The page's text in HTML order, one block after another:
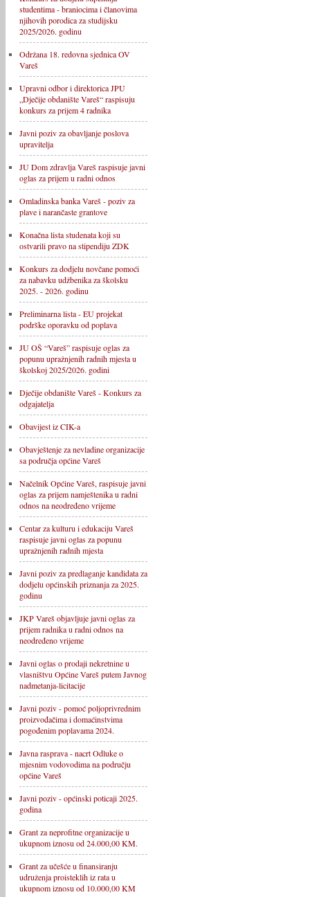
studentima - braniocima i članovima
njihovih porodica za studijsku
2025/2026. godinu
Održana 18. redovna sjednica OV
Vareš
Upravni odbor i direktorica JPU
„Dječije obdanište Vareš“ raspisuju
konkurs za prijem 4 radnika
Javni poziv za obavljanje poslova
upravitelja
JU Dom zdravlja Vareš raspisuje javni
oglas za prijem u radni odnos
Omladinska banka Vareš - poziv za
plave i narančaste grantove
Konačna lista studenata koji su
ostvarili pravo na stipendiju ZDK
Konkurs za dodjelu novčane pomoći
za nabavku udžbenika za školsku
2025. - 2026. godinu
Preliminarna lista - EU projekat
podrške oporavku od poplava
JU OŠ “Vareš” raspisuje oglas za
popunu upražnjenih radnih mjesta u
školskoj 2025/2026. godini
Dječije obdanište Vareš - Konkurs za
odgajatelja
Obavijest iz CIK-a
Obavještenje za nevladine organizacije
sa područja općine Vareš
Načelnik Općine Vareš, raspisuje javni
oglas za prijem namještenika u radni
odnos na neodređeno vrijeme
Centar za kulturu i edukaciju Vareš
raspisuje javni oglas za popunu
upražnjenih radnih mjesta
Javni poziv za predlaganje kandidata za
dodjelu općinskih priznanja za 2025.
godinu
JKP Vareš objavljuje javni oglas za
prijem radnika u radni odnos na
neodređeno vrijeme
Javni oglas o prodaji nekretnine u
vlasništvu Općine Vareš putem Javnog
nadmetanja-licitacije
Javni poziv - pomoć poljoprivrednim
proizvođačima i domaćinstvima
pogođenim poplavama 2024.
Javna rasprava - nacrt Odluke o
mjesnim vodovodima na području
općine Vareš
Javni poziv - općinski poticaji 2025.
godina
Grant za neprofitne organizacije u
ukupnom iznosu od 24.000,00 KM.
Grant za učešće u finansiranju
udruženja proisteklih iz rata u
ukupnom iznosu od 10.000,00 KM